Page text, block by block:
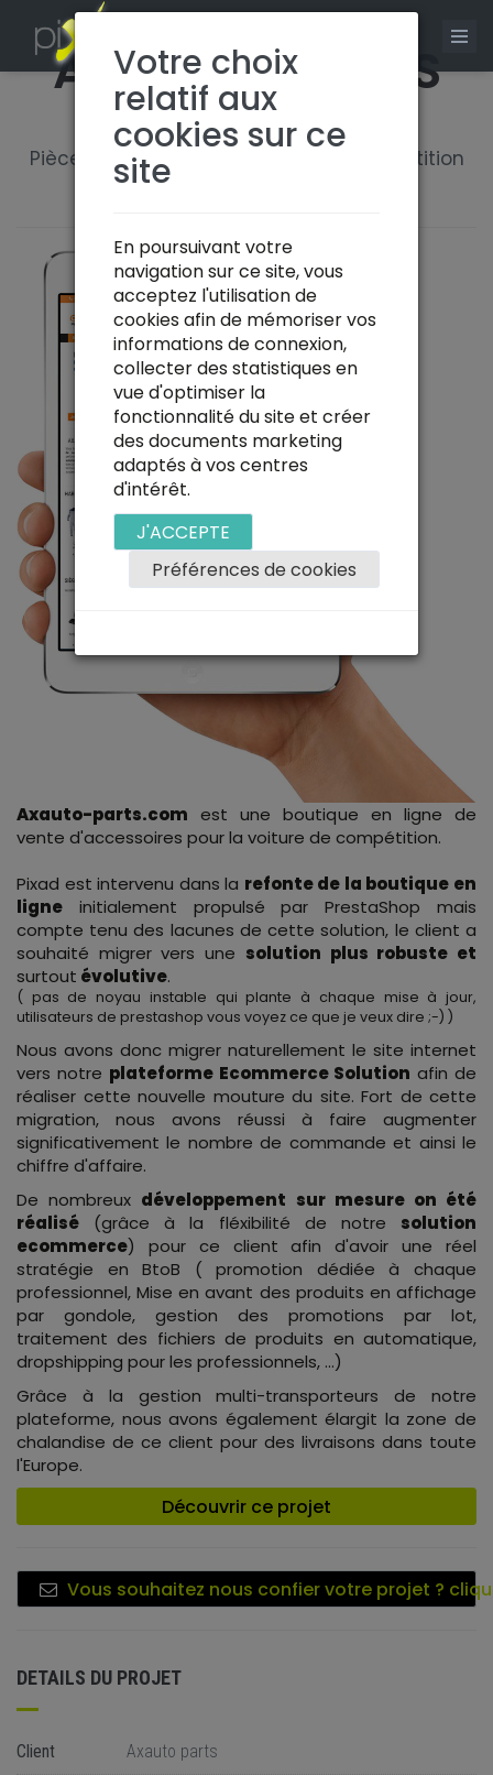
AXAUTO-PARTS
Pièces & Accessoires voitures de compétition
Axauto-parts.com est une boutique en ligne de
vente d'accessoires pour la voiture de compétition.
Pixad est intervenu dans la refonte de la boutique en
ligne initialement propulsé par PrestaShop mais
compte tenu des lacunes de cette solution, le client a
souhaité migrer vers une solution plus robuste et
surtout évolutive.
( pas de noyau instable qui plante à chaque mise à jour,
utilisateurs de prestashop vous voyez ce que je veux dire ;-) )
Nous avons donc migrer naturellement le site internet
vers notre plateforme Ecommerce Solution afin de
réaliser cette nouvelle mouture du site. Fort de cette
migration, nous avons réussi à faire augmenter
significativement le nombre de commande et ainsi le
chiffre d'affaire.
De nombreux développement sur mesure on été
réalisé (grâce à la fléxibilité de notre solution
ecommerce) pour ce client afin d'avoir une réel
stratégie en BtoB ( promotion dédiée à chaque
professionnel, Mise en avant des produits en affichage
par gondole, gestion des promotions par lot,
traitement des fichiers de produits en automatique,
dropshipping pour les professionnels, ...)
Grâce à la gestion multi-transporteurs de notre
plateforme, nous avons également élargit la zone de
chalandise de ce client pour des livraisons dans toute
l'Europe.
Découvrir ce projet
Vous souhaitez nous confier votre projet ?
DETAILS DU PROJET
Client Axauto parts
Votre choix
relatif aux
cookies sur ce
site
En poursuivant votre
navigation sur ce site, vous
acceptez l'utilisation de
cookies afin de mémoriser vos
informations de connexion,
collecter des statistiques en
vue d'optimiser la
fonctionnalité du site et créer
des documents marketing
adaptés à vos centres
d'intérêt.
J'ACCEPTE
Préférences de cookies